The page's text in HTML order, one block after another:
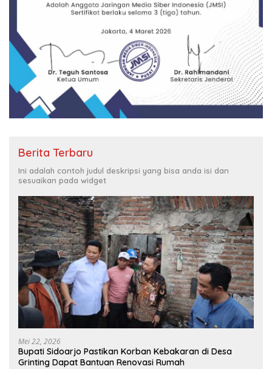
Berita Terbaru
Ini adalah contoh judul deskripsi yang bisa anda isi dan
sesuaikan pada widget
Mei 22, 2026
Bupati Sidoarjo Pastikan Korban Kebakaran di Desa
Grinting Dapat Bantuan Renovasi Rumah